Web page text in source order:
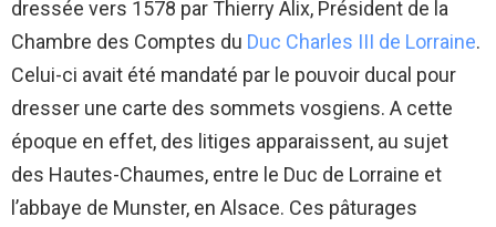
dressée vers 1578 par Thierry Alix, Président de la
Chambre des Comptes du Duc Charles III de Lorraine.
Celui-ci avait été mandaté par le pouvoir ducal pour
dresser une carte des sommets vosgiens. A cette
époque en effet, des litiges apparaissent, au sujet
des Hautes-Chaumes, entre le Duc de Lorraine et
l’abbaye de Munster, en Alsace. Ces pâturages